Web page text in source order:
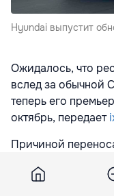
Hyundai выпустит
Ожидалось, что
вслед за обычной
теперь его
октябрь, передает
Причиной
продается